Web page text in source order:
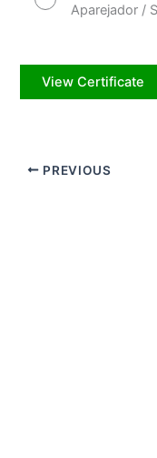
Aparejador /
View Certificate
PREVIOUS